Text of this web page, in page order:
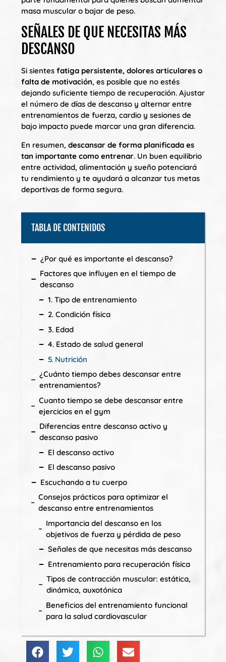
masa muscular o bajar de peso.
SEÑALES DE QUE NECESITAS MÁS
DESCANSO
Si sientes fatiga persistente, dolores articulares o
falta de motivación, es posible que no estés
dejando suficiente tiempo de recuperación. Ajustar
el número de días de descanso y alternar entre
entrenamientos de fuerza, cardio y sesiones de
bajo impacto puede marcar una gran diferencia.
En resumen, descansar de forma planificada es
tan importante como entrenar. Un buen equilibrio
entre actividad, alimentación y sueño potenciará
tu rendimiento y te ayudará a alcanzar tus metas
deportivas de forma segura.
TABLA DE CONTENIDOS
¿Por qué es importante el descanso?
Factores que influyen en el tiempo de
descanso
1. Tipo de entrenamiento
2. Condición física
3. Edad
4. Estado de salud general
5. Nutrición
¿Cuánto tiempo debes descansar entre
entrenamientos?
Cuanto tiempo se debe descansar entre
ejercicios en el gym
Diferencias entre descanso activo y
descanso pasivo
El descanso activo
El descanso pasivo
Escuchando a tu cuerpo
Consejos prácticos para optimizar el
descanso entre entrenamientos
Importancia del descanso en los
objetivos de fuerza y pérdida de peso
Señales de que necesitas más descanso
Entrenamiento para recuperación física
Tipos de contracción muscular: estática,
dinámica, auxotónica
Beneficios del entrenamiento funcional
para la salud cardiovascular